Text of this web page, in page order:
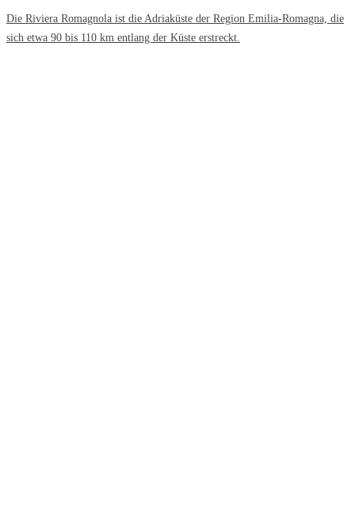
Die Riviera Romagnola ist die Adriaküste der Region Emilia-Romagna, die
sich etwa 90 bis 110 km entlang der Küste erstreckt.